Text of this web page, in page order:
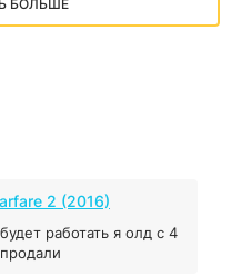
БОЛЬШЕ
2 (2016)
работать я олд с 4